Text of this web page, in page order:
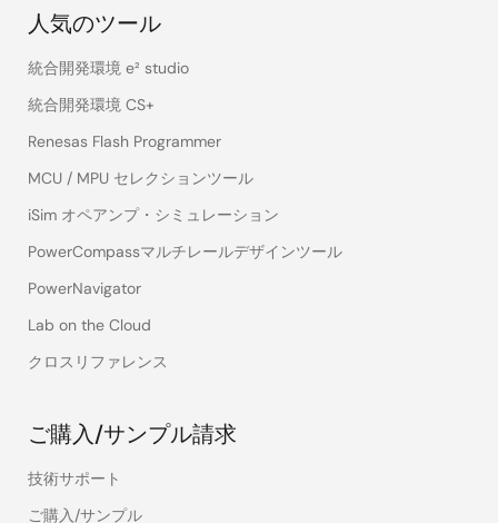
人気のツール
統合開発環境 e² studio
統合開発環境 CS+
Renesas Flash Programmer
MCU / MPU セレクションツール
iSim オペアンプ・シミュレーション
PowerCompassマルチレールデザインツール
PowerNavigator
Lab on the Cloud
クロスリファレンス
ご購入/サンプル請求
技術サポート
ご購入/サンプル